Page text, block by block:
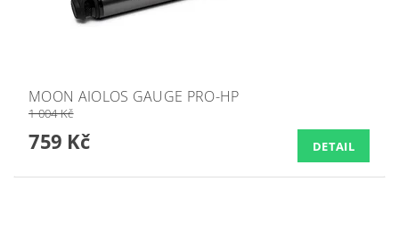
MOON AIOLOS GAUGE PRO-HP
1 004 Kč
759 Kč DETAIL